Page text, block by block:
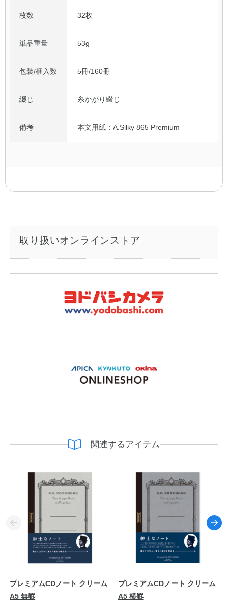
枚数 32枚
単品重量 53g
包装/梱入数 5冊/160冊
綴じ 糸かがり綴じ
備考 本文用紙：A.Silky 865 Premium
取り扱いオンラインストア
関連するアイテム
プレミアムCDノート クリーム
A5 無罫
プレミアムCDノート クリーム
A5 横罫